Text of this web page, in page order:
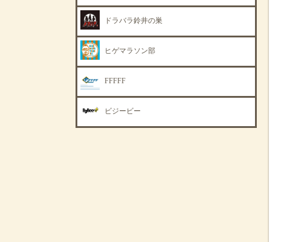
ドラバラ鈴井の巣
ヒゲマラソン部
FFFFF
ビジービー